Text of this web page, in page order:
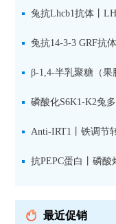
兔抗Lhcb1抗体丨
中含量丰富的捕光
兔抗14-3-3 GRF抗
全面捕获植物信号
β-1,4-半乳聚糖（
果胶多糖精细结构
磷酸化S6K1-K2兔
蛋白1-2的激活状态
Anti-IRT1丨铁调节
微量元素代谢研究
抗PEPC蛋白丨磷
最近促销